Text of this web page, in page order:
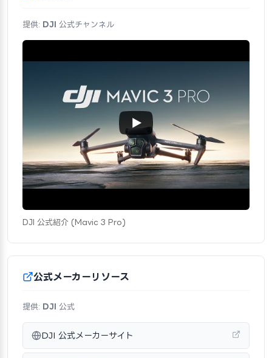
提供: DJI 公式チャンネル
DJI 公式紹介 (Mavic 3 Pro)
公式メーカーリソース
提供: DJI 公式
DJI 公式メーカーサイト